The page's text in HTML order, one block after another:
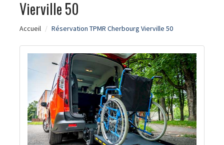
Vierville 50
Accueil Réservation TPMR Cherbourg Vierville 50